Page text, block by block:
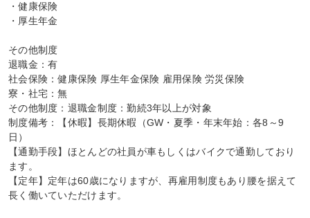
・健康保険
・厚生年金
その他制度
退職金：有
社会保険：健康保険 厚生年金保険 雇用保険 労災保険
寮・社宅：無
その他制度：退職金制度：勤続3年以上が対象
制度備考：【休暇】長期休暇（GW・夏季・年末年始：各8～9
日）
【通勤手段】ほとんどの社員が車もしくはバイクで通勤しており
ます。
【定年】定年は60歳になりますが、再雇用制度もあり腰を据えて
長く働いていただけます。